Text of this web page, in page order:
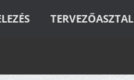
TERVEZŐASZTAL